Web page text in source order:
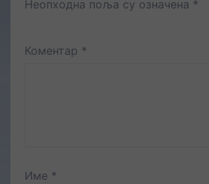
Неопходна поља су означена *
Коментар *
Име *